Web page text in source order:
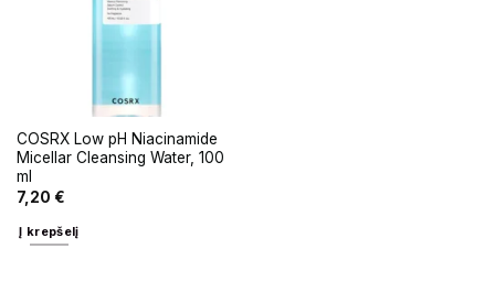
COSRX Low pH Niacinamide
Micellar Cleansing Water, 100
ml
7,20 €
Į krepšelį